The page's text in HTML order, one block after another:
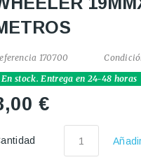
170700
En stock. Entrega en 24-48 horas
€